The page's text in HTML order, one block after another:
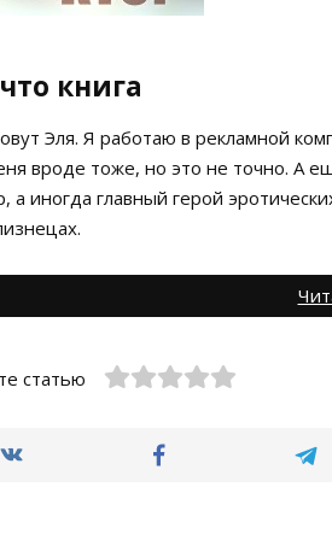
книга
Эля. Я работаю в рекламной
вроде тоже, но это не точно. А
а иногда главный герой
статью